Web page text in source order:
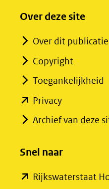
Over deze site
Over dit
Copyright
Toegankelijkheid
Privacy(opent
in
venster)
naar
Archief van deze
Snel naar
Rijkswaterstaat